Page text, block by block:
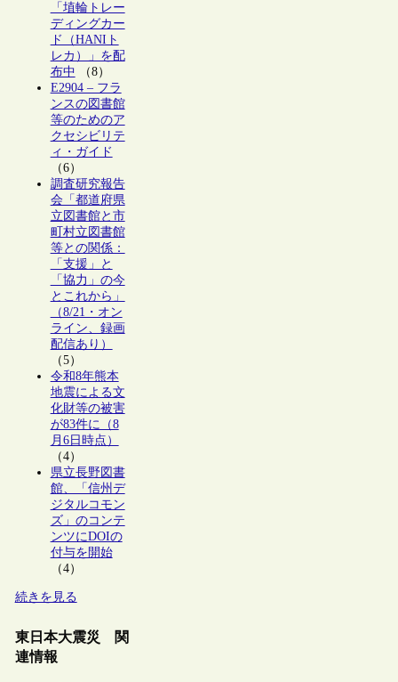
「埴輪トレー
ディングカー
ド（HANIト
レカ）」を配
布中 （8）
E2904 – フラ
ンスの図書館
等のためのア
クセシビリテ
ィ・ガイド
（6）
調査研究報告
会「都道府県
立図書館と市
町村立図書館
等との関係：
「支援」と
「協力」の今
とこれから」
（8/21・オン
ライン、録画
配信あり）
（5）
令和8年熊本
地震による文
化財等の被害
が83件に（8
月6日時点）
（4）
県立長野図書
館、「信州デ
ジタルコモン
ズ」のコンテ
ンツにDOIの
付与を開始
（4）
続きを見る
東日本大震災 関
連情報